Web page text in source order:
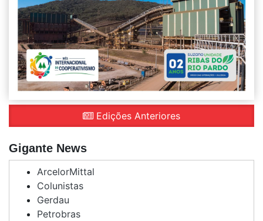
Edições Anteriores
Gigante News
ArcelorMittal
Colunistas
Gerdau
Petrobras